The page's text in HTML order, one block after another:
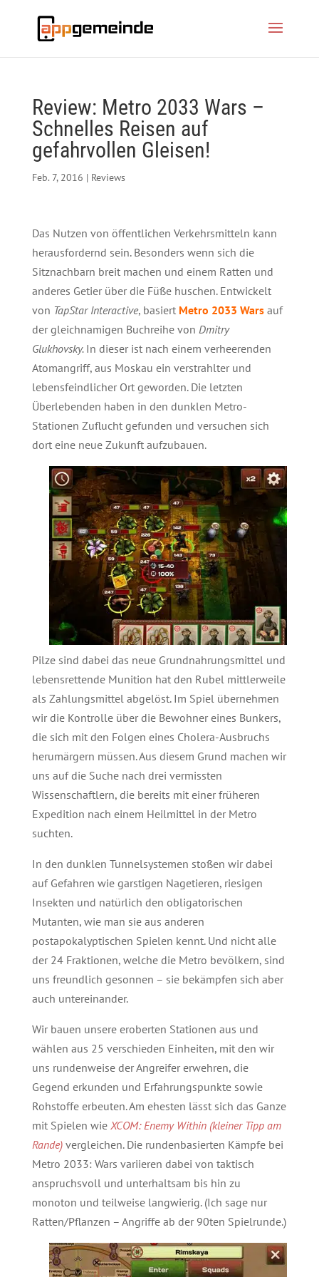
Review: Metro 2033 Wars –
Schnelles Reisen auf
gefahrvollen Gleisen!
Feb. 7, 2016 | Reviews
Das Nutzen von öffentlichen Verkehrsmitteln kann
herausfordernd sein. Besonders wenn sich die
Sitznachbarn breit machen und einem Ratten und
anderes Getier über die Füße huschen. Entwickelt
von TapStar Interactive, basiert Metro 2033 Warsauf
der gleichnamigen Buchreihe von Dmitry
Glukhovsky. In dieser ist nach einem verheerenden
Atomangriff, aus Moskau ein verstrahlter und
lebensfeindlicher Ort geworden. Die letzten
Überlebenden haben in den dunklen Metro-
Stationen Zuﬂucht gefunden und versuchen sich
dort eine neue Zukunft aufzubauen.
Pilze sind dabei das neue Grundnahrungsmittel und
lebensrettende Munition hat den Rubel mittlerweile
als Zahlungsmittel abgelöst. Im Spiel übernehmen
wir die Kontrolle über die Bewohner eines Bunkers,
die sich mit den Folgen eines Cholera-Ausbruchs
herumärgern müssen. Aus diesem Grund machen wir
uns auf die Suche nach drei vermissten
Wissenschaftlern, die bereits mit einer früheren
Expedition nach einem Heilmittel in der Metro
suchten.
In den dunklen Tunnelsystemen stoßen wir dabei
auf Gefahren wie garstigen Nagetieren, riesigen
Insekten und natürlich den obligatorischen
Mutanten, wie man sie aus anderen
postapokalyptischen Spielen kennt. Und nicht alle
der 24 Fraktionen, welche die Metro bevölkern, sind
uns freundlich gesonnen – sie bekämpfen sich aber
auch untereinander.
Wir bauen unsere eroberten Stationen aus und
wählen aus 25 verschieden Einheiten, mit den wir
uns rundenweise der Angreifer erwehren, die
Gegend erkunden und Erfahrungspunkte sowie
Rohstoffe erbeuten. Am ehesten lässt sich das Ganze
mit Spielen wie XCOM: Enemy Within (kleiner Tipp am
Rande)vergleichen. Die rundenbasierten Kämpfe bei
Metro 2033: Wars variieren dabei von taktisch
anspruchsvoll und unterhaltsam bis hin zu
monoton und teilweise langwierig. (Ich sage nur
Ratten/Pﬂanzen – Angriffe ab der 90ten Spielrunde.)